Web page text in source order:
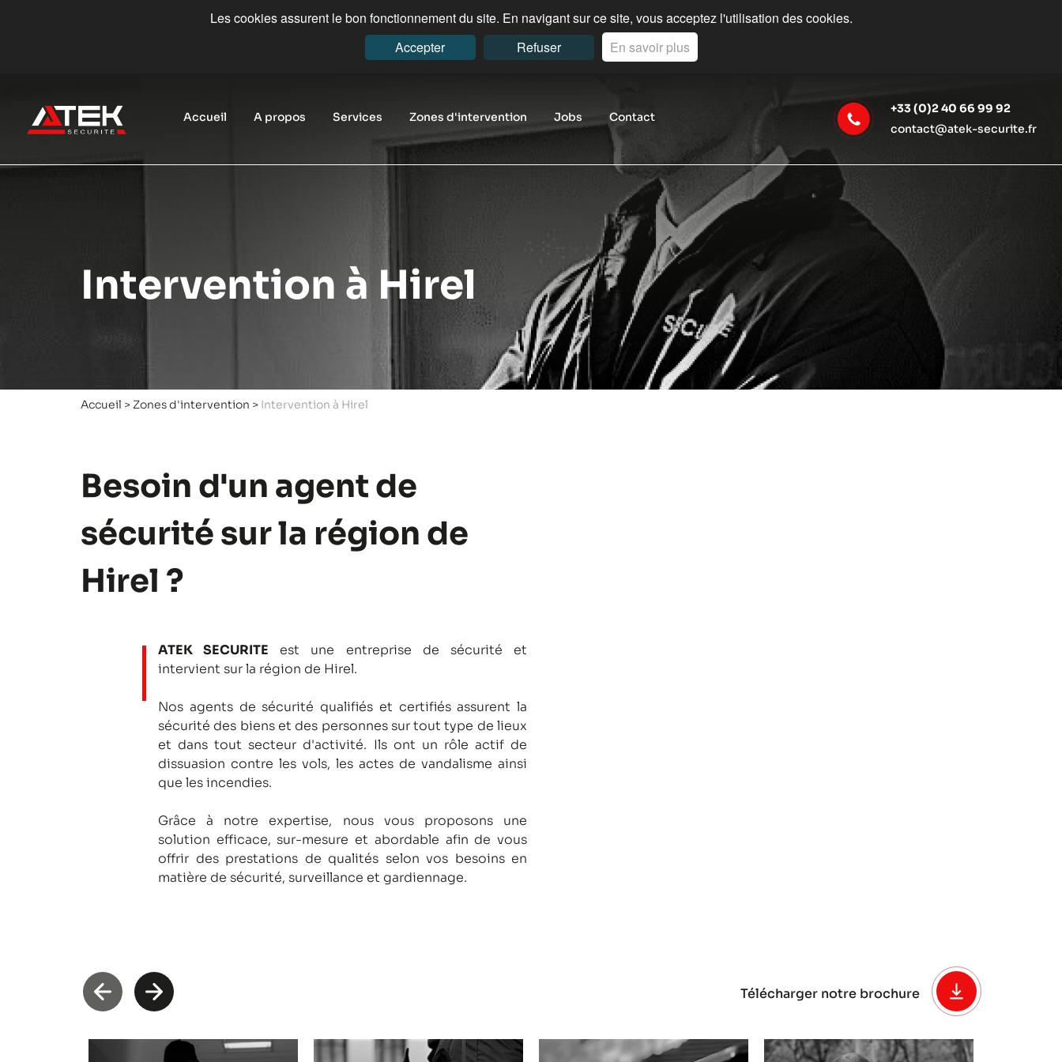
Les cookies assurent le bon fonctionnement du site. En navigant sur ce site, vous acceptez l'utilisation des cookies.
Accepter
Refuser En savoir plus
Accueil A propos Services Zones d'intervention Jobs Contact
+33 (0)2 40 66 99 92
contact@atek-securite.fr
Intervention à Hirel
Accueil > Zones d'intervention > Intervention à Hirel
Besoin d'un agent de
sécurité sur la région de
Hirel ?
ATEK SECURITE est une entreprise de sécurité et
intervient sur la région de Hirel.
Nos agents de sécurité qualifiés et certifiés assurent la
sécurité des biens et des personnes sur tout type de lieux
et dans tout secteur d'activité. Ils ont un rôle actif de
dissuasion contre les vols, les actes de vandalisme ainsi
que les incendies.
Grâce à notre expertise, nous vous proposons une
solution efficace, sur-mesure et abordable afin de vous
offrir des prestations de qualités selon vos besoins en
matière de sécurité, surveillance et gardiennage.
Télécharger notre brochure